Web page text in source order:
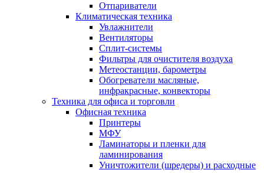
Отпариватели
Климатическая техника
Увлажнители
Вентиляторы
Сплит-системы
Фильтры для очистителя воздуха
Метеостанции, барометры
Обогреватели масляные,
инфракрасные, конвекторы
Техника для офиса и торговли
Офисная техника
Принтеры
МФУ
Ламинаторы и пленки для
ламинирования
Уничтожители (шредеры) и расходные